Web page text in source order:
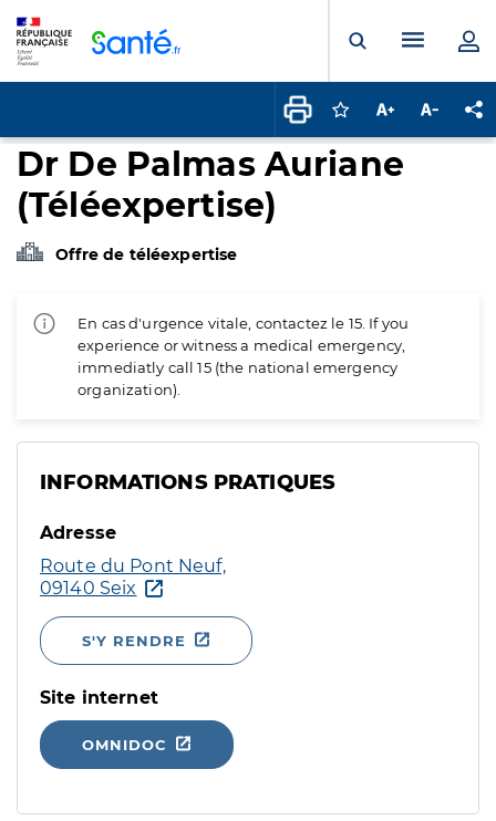
Ouvrir laMenu
Connectez-vous
Augmenter la
Dr De Palmas Auriane
(Téléexpertise)
Offre de téléexpertise
En cas d'urgence vitale, contactez le 15. If you
experience or witness a medical emergency,
immediatly call 15 (the national emergency
organization).
INFORMATIONS PRATIQUES
Adresse
Route du Pont Neuf,
09140 Seix
S'Y RENDRE
Site internet
OMNIDOC